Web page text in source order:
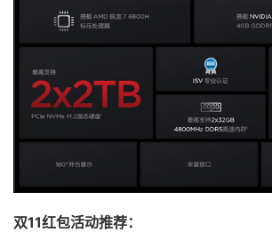
双11红包活动推荐：